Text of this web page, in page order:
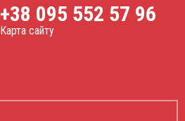
+38 095 552 57 96
Карта сайту